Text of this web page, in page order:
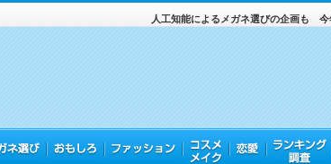
人工知能によるメガネ選びの企画も